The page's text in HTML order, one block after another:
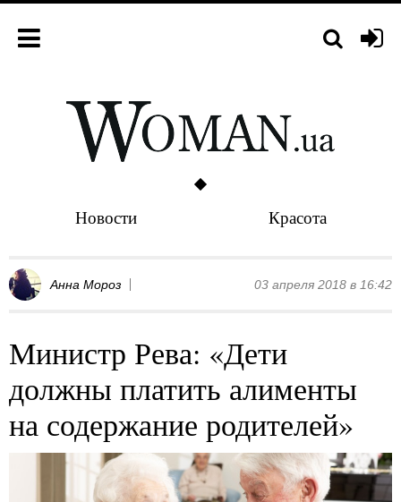
Новости Красота
Анна Мороз 03 апреля 2018 в 16:42
Министр Рева: «Дети
должны платить алименты
на содержание родителей»